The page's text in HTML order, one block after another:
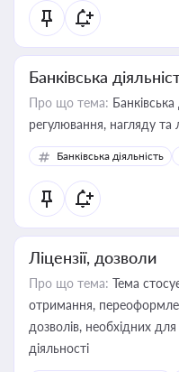
статусу суб'єктів
Банківська
Про що тема:
регулювання, нагляду та
Банківська діяльність
Ліцензії, дозволи
Про що тема: Тема
отримання,
дозволів, необхідних
діяльності